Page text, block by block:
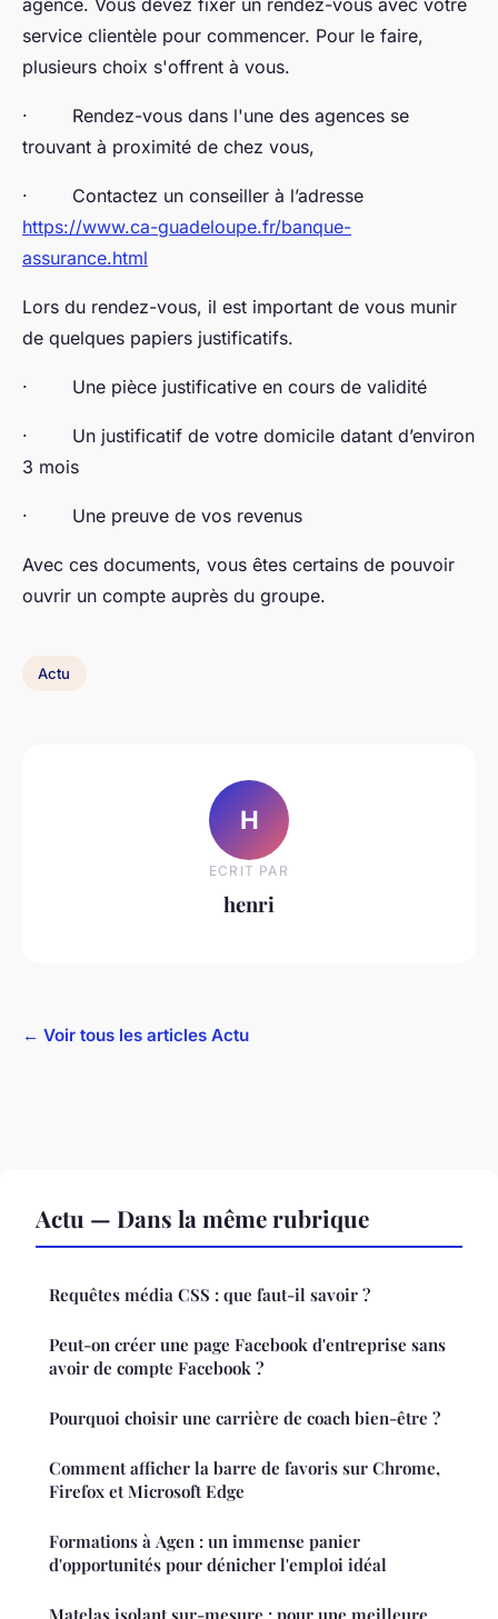
agence. Vous devez fixer un rendez-vous avec votre
service clientèle pour commencer. Pour le faire,
plusieurs choix s'offrent à vous.
· Rendez-vous dans l'une des agences se
trouvant à proximité de chez vous,
· Contactez un conseiller à l’adresse
https://www.ca-guadeloupe.fr/banque-
assurance.html
Lors du rendez-vous, il est important de vous munir
de quelques papiers justificatifs.
· Une pièce justificative en cours de validité
· Un justificatif de votre domicile datant d’environ
3 mois
· Une preuve de vos revenus
Avec ces documents, vous êtes certains de pouvoir
ouvrir un compte auprès du groupe.
Actu
H
ECRIT PAR
henri
← Voir tous les articles Actu
Actu — Dans la même rubrique
Requêtes média CSS : que faut-il savoir ?
Peut-on créer une page Facebook d'entreprise sans
avoir de compte Facebook ?
Pourquoi choisir une carrière de coach bien-être ?
Comment afficher la barre de favoris sur Chrome,
Firefox et Microsoft Edge
Formations à Agen : un immense panier
d'opportunités pour dénicher l'emploi idéal